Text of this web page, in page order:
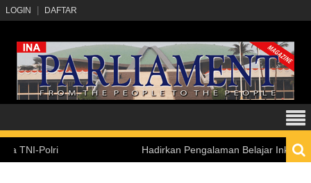
LOGIN DAFTAR
Polri Hadirkan Pengalaman Belajar Inklusif,